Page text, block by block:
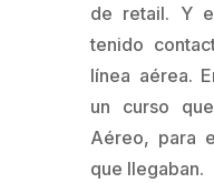
de retail. Y
tenido
línea aérea.
un curso
Aéreo, para
que llegaban.